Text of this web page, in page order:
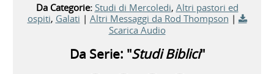
Da Categorie: Studi di Mercoledi, Altri pastori ed
ospiti, Galati | Altri Messaggi da Rod Thompson |
Scarica Audio
Da Serie: "Studi Biblici"